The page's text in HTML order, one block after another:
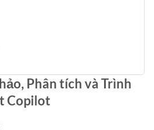
Phân tích và Trình
Copilot